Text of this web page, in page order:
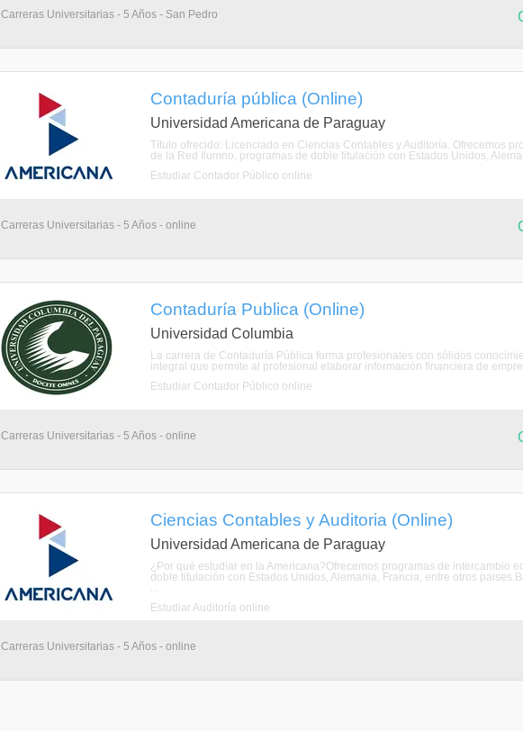
Carreras Universitarias - 5 Años - San Pedro
Contaduría pública (Online)
Universidad Americana de Paraguay
Título ofrecido: Licenciado en Ciencias Contables y Auditoría. Ofrecemos
de la Red Ilumno, programas de doble titulación con Estados Unidos,
Estudiar Contador Público online
Carreras Universitarias - 5 Años - online
Contaduría Publica (Online)
Universidad Columbia
La carrera de Contaduría Pública forma profesionales con sólidos
integral que permite al profesional elaborar información financiera de
Estudiar Contador Público online
Carreras Universitarias - 5 Años - online
Ciencias Contables y Auditoria (Online)
Universidad Americana de Paraguay
¿Por qué estudiar en la Americana?Ofrecemos programas de intercambio
doble titulación con Estados Unidos, Alemania, Francia, entre otros
...
Estudiar Auditoría online
Carreras Universitarias - 5 Años - online